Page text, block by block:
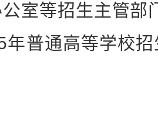
室等招生主管部
年普通高等学校